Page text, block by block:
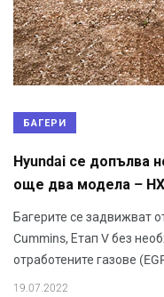
БАГЕРИ
Hyundai се допълва
още два модела –
Багерите се задвижват
Cummins, Етап V без
отработените газове
19.07.2022